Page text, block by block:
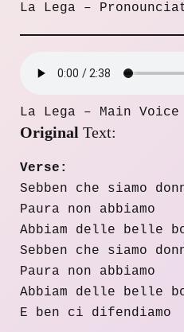
La Lega –
La Lega – Main Voice
Original Text:
Verse:
Sebben che siamo
Paura non abbiamo
Abbiam delle belle
Sebben che siamo
Paura non abbiamo
Abbiam delle belle
E ben ci difendiamo